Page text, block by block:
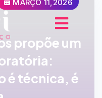
MARÇO 11,2026
propõe um
é técnica, é